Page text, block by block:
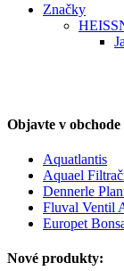
Značky
Objavte v
Aquatlantis
Aquael
Dennerle
Fluval Ventil
Europet
Nové produkty: